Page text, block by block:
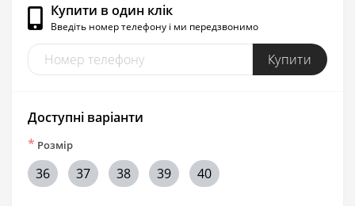
Купити в один клік
Введіть номер телефону і ми передзвонимо
Купити
Доступні варіанти
* Розмір
36 37 38 39 40